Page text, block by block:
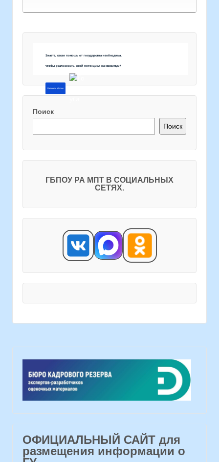
Знаете, какая помощь от государства необходима,
чтобы реализовать свой потенциал на максимум?
Напишите об этом
Поиск
Поиск
ГБПОУ РА МПТ В СОЦИАЛЬНЫХ
СЕТЯХ.
ОФИЦИАЛЬНЫЙ САЙТ для
размещения информации о